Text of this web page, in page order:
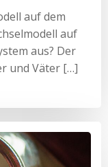
auf dem
auf
aus? Der
und Väter […]